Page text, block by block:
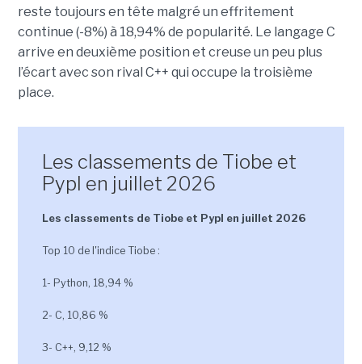
reste toujours en tête malgré un effritement
continue (-8%) à 18,94% de popularité. Le langage C
arrive en deuxième position et creuse un peu plus
l’écart avec son rival C++ qui occupe la troisième
place.
Les classements de Tiobe et
Pypl en juillet 2026
Les classements de Tiobe et Pypl en juillet 2026
Top 10 de l'indice Tiobe :
1- Python, 18,94 %
2- C, 10,86 %
3- C++, 9,12 %